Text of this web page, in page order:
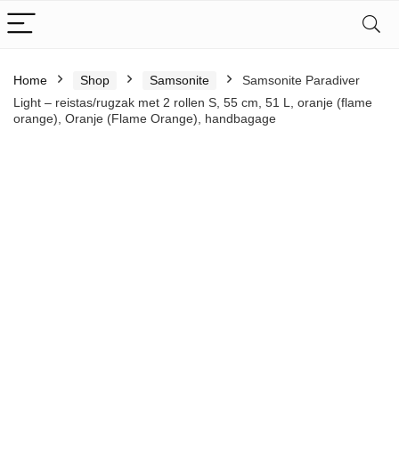
Home Shop Samsonite
Samsonite Paradiver
Light – reistas/rugzak met 2 rollen S, 55 cm, 51 L, oranje (flame
orange), Oranje (Flame Orange), handbagage